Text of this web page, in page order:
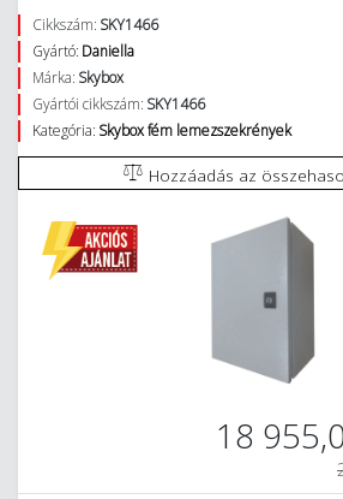
Cikkszám: SKY1466
Gyártó: Daniella
Márka: Skybox
Gyártói cikkszám: SKY1466
Kategória: Skybox fém lemezszekrények
Hozzáadás az
18